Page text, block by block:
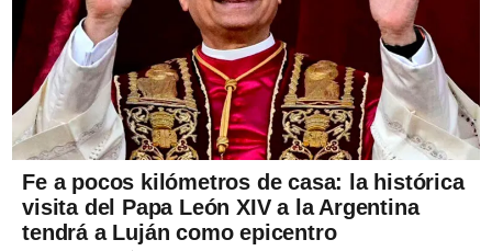
Fe a pocos kilómetros de casa: la histórica
visita del Papa León XIV a la Argentina
tendrá a Luján como epicentro